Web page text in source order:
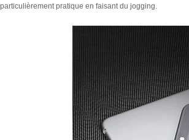
particulièrement pratique en faisant du jogging.